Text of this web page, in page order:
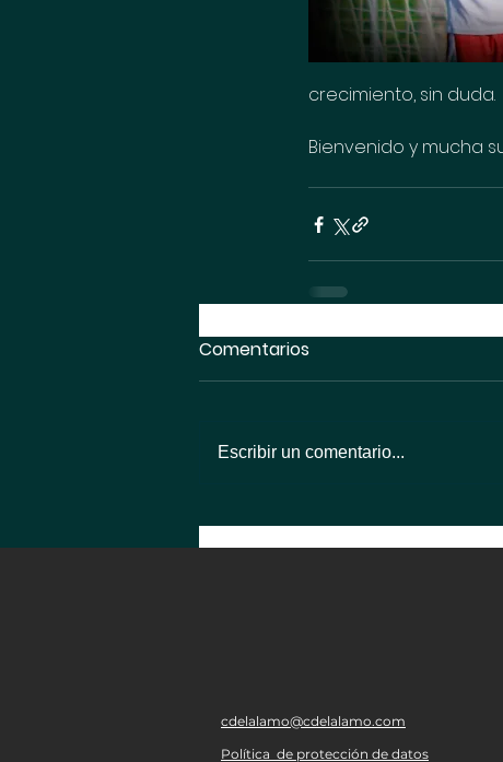
crecimiento, sin duda.
Bienvenido y mucha
Comentarios
Escribir un comentario...
cdelalamo@cdelalamo.com
Política de protección de datos